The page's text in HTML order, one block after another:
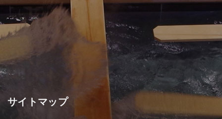
サイトマップ